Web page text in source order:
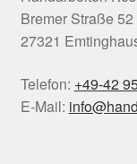
Bremer Straße 52
27321
Telefon: +49-42
E-Mail: